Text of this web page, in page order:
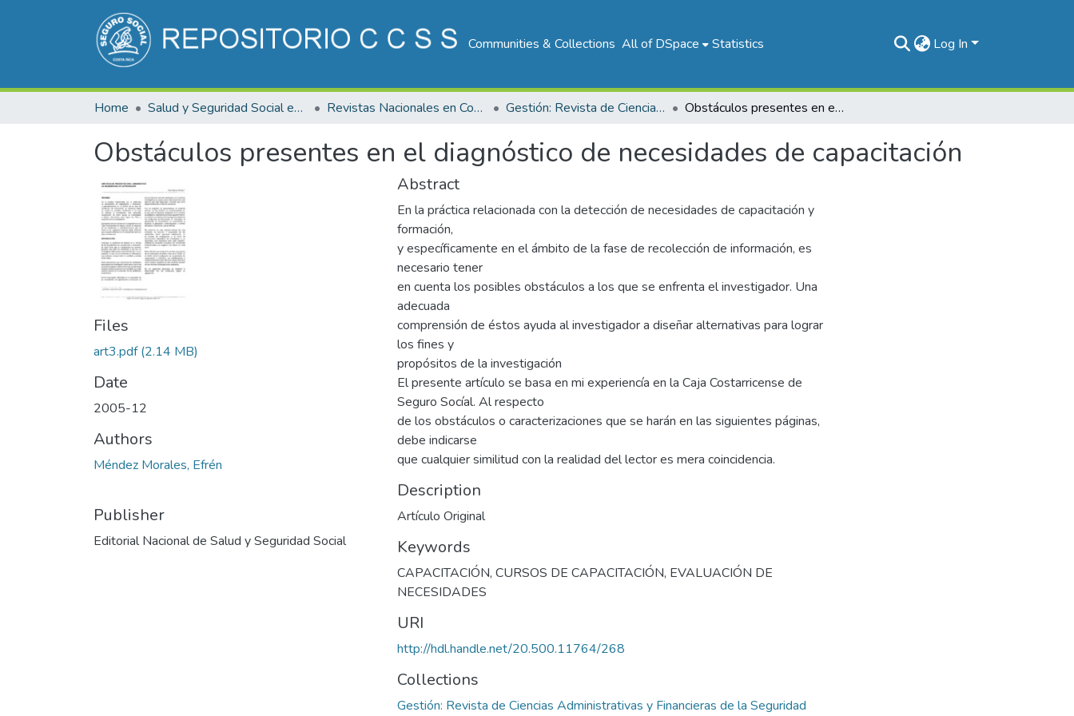
Communities & Collections All of DSpace Statistics Log In
Home Salud y Seguridad Social en Costa Rica Revistas Nacionales en Costa Rica Gestión: Revista de Ciencias Administrativas y Financieras de la Seguridad Social Obstáculos presentes en el diagnóstico de necesidades de capacitación
Obstáculos presentes en el diagnóstico de necesidades de capacitación
Files
art3.pdf(2.14 MB)
Date
2005-12
Authors
Méndez Morales, Efrén
Publisher
Editorial Nacional de Salud y Seguridad Social
Abstract
En la práctica relacionada con la detección de necesidades de capacitación y
formación,
y específicamente en el ámbito de la fase de recolección de información, es
necesario tener
en cuenta los posibles obstáculos a los que se enfrenta el investigador. Una
adecuada
comprensión de éstos ayuda al investigador a diseñar alternativas para lograr
los fines y
propósitos de la investigación
El presente artículo se basa en mi experiencía en la Caja Costarricense de
Seguro Socíal. Al respecto
de los obstáculos o caracterizaciones que se harán en las siguientes páginas,
debe indicarse
que cualquier similitud con la realidad del lector es mera coincidencia.
Description
Artículo Original
Keywords
CAPACITACIÓN, CURSOS DE CAPACITACIÓN, EVALUACIÓN DE
NECESIDADES
URI
http://hdl.handle.net/20.500.11764/268
Collections
Gestión: Revista de Ciencias Administrativas y Financieras de la Seguridad